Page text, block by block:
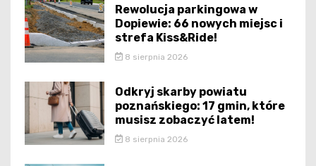
Rewolucja parkingowa w
Dopiewie: 66 nowych miejsc i
strefa Kiss&Ride!
8 sierpnia 2026
Odkryj skarby powiatu
poznańskiego: 17 gmin, które
musisz zobaczyć latem!
8 sierpnia 2026